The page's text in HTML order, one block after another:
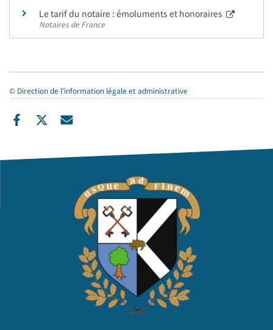
Le tarif du notaire : émoluments et honoraires
Notaires de France
© Direction de l’information légale et administrative